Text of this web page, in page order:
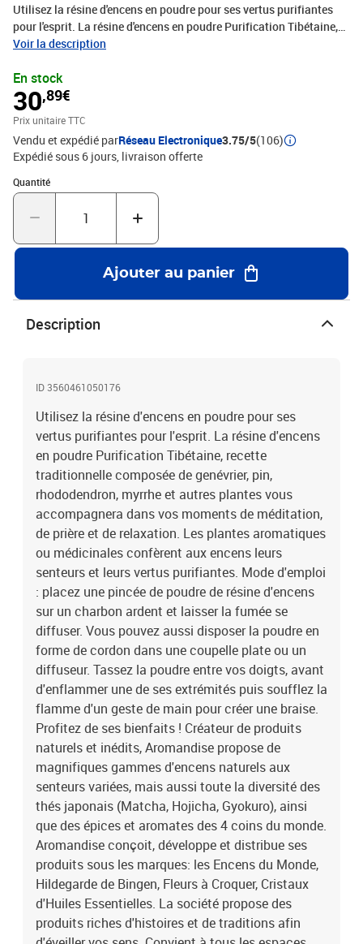
Utilisez la résine d'encens en poudre pour ses vertus purifiantes
pour l'esprit. La résine d'encens en poudre Purification Tibétaine,
recette traditionnelle composée de genévrier, pin, rhododendron,
de méditation, de prière et de relaxation. Les plantes aromatiques
ou médicinales confèrent aux encens leurs senteurs et leurs vertus
purifiantes. Mode d'emploi : placez une pincée de poudre de résine
d'encens sur un charbon ardent et laisser la fumée se diffuser.
Vous pouvez aussi disposer la poudre en forme de cordon dans
une coupelle plate ou un diffuseur. Tassez la poudre entre vos
doigts, avant d'enflammer une de ses extrémités puis soufflez la
flamme d'un geste de main pour créer une braise. Profitez de ses
bienfaits ! Créateur de produits naturels et inédits, Aromandise
variées, mais aussi toute la diversité des thés japonais (Matcha,
Hojicha, Gyokuro), ainsi que des épices et aromates des 4 coins du
monde. Aromandise conçoit, développe et distribue ses produits
sous les marques: les Encens du Monde, Hildegarde de Bingen,
Fleurs à Croquer, Cristaux d'Huiles Essentielles. La société
propose des produits riches d'histoires et de traditions afin
préconisons d'utiliser le porte-encens Moucharabieh en pierre
en poudre.
Voir la description
En stock
30,89€
Prix unitaire TTC
Vendu et expédié parRéseau Electronique3.75/5(106)
Expédié sous 6 jours livraison offerte
Quantité
Quantité : 1
Ajouter au panier
Description
ID 3560461050176
Utilisez la résine d'encens en poudre pour ses
vertus purifiantes pour l'esprit. La résine d'encens
en poudre Purification Tibétaine, recette
traditionnelle composée de genévrier, pin,
rhododendron, myrrhe et autres plantes vous
accompagnera dans vos moments de méditation,
de prière et de relaxation. Les plantes aromatiques
ou médicinales confèrent aux encens leurs
senteurs et leurs vertus purifiantes. Mode d'emploi
: placez une pincée de poudre de résine d'encens
sur un charbon ardent et laisser la fumée se
diffuser. Vous pouvez aussi disposer la poudre en
forme de cordon dans une coupelle plate ou un
diffuseur. Tassez la poudre entre vos doigts, avant
d'enflammer une de ses extrémités puis soufflez la
flamme d'un geste de main pour créer une braise.
Profitez de ses bienfaits ! Créateur de produits
naturels et inédits, Aromandise propose de
magnifiques gammes d'encens naturels aux
senteurs variées, mais aussi toute la diversité des
thés japonais (Matcha, Hojicha, Gyokuro), ainsi
que des épices et aromates des 4 coins du monde.
Aromandise conçoit, développe et distribue ses
produits sous les marques: les Encens du Monde,
Hildegarde de Bingen, Fleurs à Croquer, Cristaux
d'Huiles Essentielles. La société propose des
produits riches d'histoires et de traditions afin